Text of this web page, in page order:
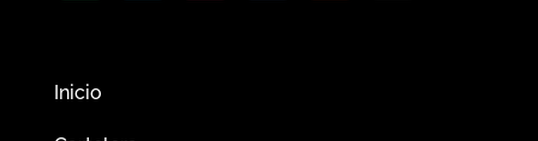
Inicio